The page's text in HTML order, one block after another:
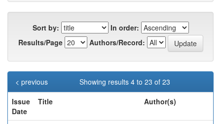
Sort by:
In order:
Results/Page
Authors/Record:
Showing results 4 to 23 of 23
< previous
Issue
Date
Title Author(s)